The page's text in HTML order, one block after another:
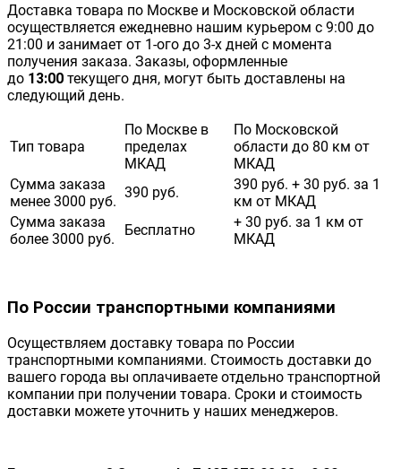
Доставка товара по Москве и Московской области
осуществляется ежедневно нашим курьером с 9:00 до
21:00 и занимает от 1-ого до 3-х дней с момента
получения заказа. Заказы, оформленные
до 13:00 текущего дня, могут быть доставлены на
следующий день.
Тип товара
По Москве в
пределах
МКАД
По Московской
области до 80 км от
МКАД
Сумма заказа
менее 3000 руб.
390 руб.
390 руб. + 30 руб. за 1
км от МКАД
Сумма заказа
более 3000 руб.
Бесплатно
+ 30 руб. за 1 км от
МКАД
По России транспортными компаниями
Осуществляем доставку товара по России
транспортными компаниями. Стоимость доставки до
вашего города вы оплачиваете отдельно транспортной
компании при получении товара. Сроки и стоимость
доставки можете уточнить у наших менеджеров.